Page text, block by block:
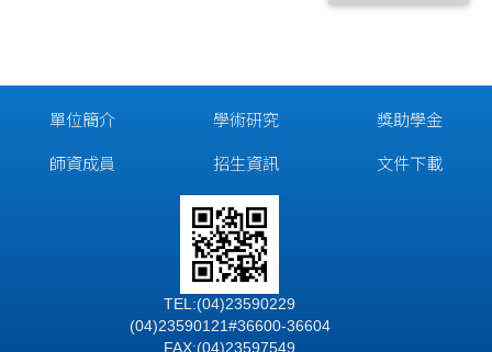
單位簡介
師資成員
學術研究
招生資訊
獎助學金
文件下載
TEL:(04)23590229
(04)23590121#36600-36604
FAX:(04)23597549